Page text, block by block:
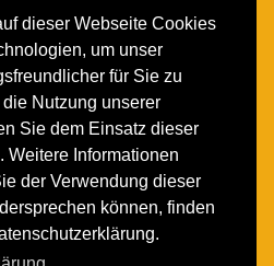
dieser Webseite Cookies
um unser
für Sie zu
Nutzung unserer
Sie dem Einsatz dieser
Weitere Informationen
der Verwendung dieser
können, finden